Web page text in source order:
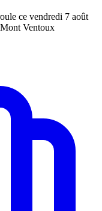
ce vendredi 7 août
Ventoux